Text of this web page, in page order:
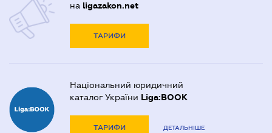
на ligazakon.net
ТАРИФИ
Національний юридичний
каталог України Liga:BOOK
ТАРИФИ ДЕТАЛЬНІШЕ